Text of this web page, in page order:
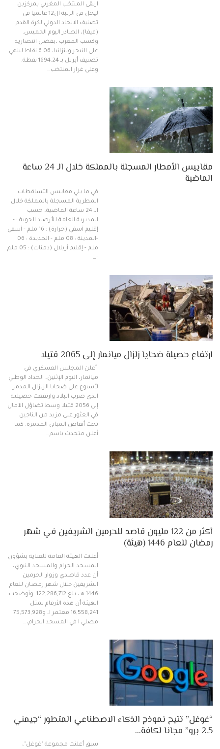
ارتقى المنتخب المغربي بمركزين
ليحل في الرتبة ال12 عالميا في
تصنيف الاتحاد الدولي لكرة القدم
(فيفا)، الصادر اليوم الخميس.
وكسب المغرب ،بفضل انتصاريه
على النيجر وتنزانيا، 6.06 نقاط لينهي
تصنيف أبريل بـ 1694.24 نقطة.
وعلى غرار المنتخب…
مقاييس الأمطار المسجلة بالمملكة خلال الـ 24 ساعة
الماضية
في ما يلي مقاييس التساقطات
المطرية المسجلة بالمملكة خلال
الـ 24 ساعة الماضية، حسب
المديرية العامة للأرصاد الجوية : -
إقليم آسفي (حرارة) : 16 ملم - آسفي
-المدينة : 08 ملم - الجديدة : 06
ملم - إقليم أزيلال (دمنات) : 05 ملم
-…
ارتفاع حصيلة ضحايا زلزال ميانمار إلى 2065 قتيلا
أعلن المجلس العسكري في
ميانمار، اليوم الإثنين، الحداد الوطني
لأسبوع على ضحايا الزلزال المدمر
الذي ضرب البلاد وارتفعت حصيلته
إلى 2056 قتيلا وسط تضاؤل الآمال
في العثور على مزيد من الناجين
تحت أنقاض المباني المدمرة. كما
أعلن متحدث باسم…
أكثر من 122 مليون قاصد للحرمين الشريفين في شهر
رمضان للعام 1446 (هيئة)
أعلنت الهيئة العامة للعناية بشؤون
المسجد الحرام والمسجد النبوي،
أن عدد قاصدي وزوار الحرمين
الشريفين خلال شهر رمضان للعام
1446 هـ، بلغ 122,286,712. وأوضحت
الهيئة أن هذه الأرقام تمثل
16,558,241 معتمر ا، و75,573,928
مصلي ا في المسجد الحرام،…
“غوغل” تتيح نموذج الذكاء الاصطناعي المتطور “جيمني
2.5 برو” مجانا لكافة…
سبق أعلنت مجموعة "غوغل"،